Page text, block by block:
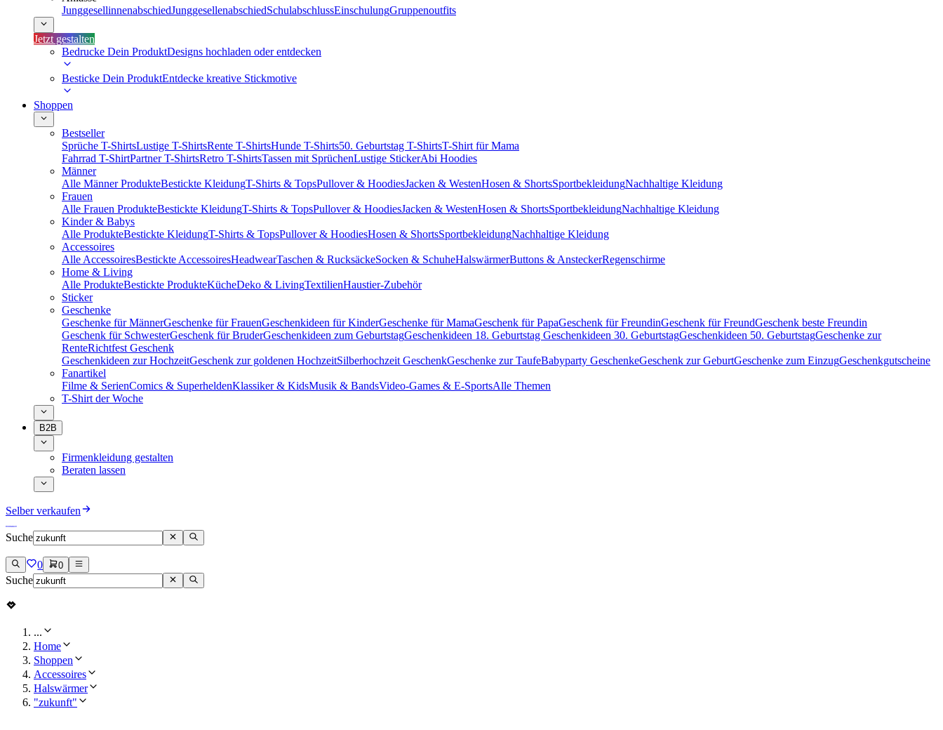
JunggesellinnenabschiedJunggesellenabschiedSchulabschlussEinschulungGruppenoutfits
Jetzt gestalten
Bedrucke Dein ProduktDesigns hochladen oder entdecken
Besticke Dein ProduktEntdecke kreative Stickmotive
Shoppen
Bestseller
Sprüche T-ShirtsLustige T-ShirtsRente T-ShirtsHunde T-Shirts50. Geburtstag T-ShirtsT-Shirt für Mama
Fahrrad T-ShirtPartner T-ShirtsRetro T-ShirtsTassen mit SprüchenLustige StickerAbi Hoodies
Männer
Alle Männer ProdukteBestickte KleidungT-Shirts & TopsPullover & HoodiesJacken & WestenHosen & ShortsSportbekleidungNachhaltige Kleidung
Frauen
Alle Frauen ProdukteBestickte KleidungT-Shirts & TopsPullover & HoodiesJacken & WestenHosen & ShortsSportbekleidungNachhaltige Kleidung
Kinder & Babys
Alle ProdukteBestickte KleidungT-Shirts & TopsPullover & HoodiesHosen & ShortsSportbekleidungNachhaltige Kleidung
Accessoires
Alle AccessoiresBestickte AccessoiresHeadwearTaschen & RucksäckeSocken & SchuheHalswärmerButtons & AnsteckerRegenschirme
Home & Living
Alle ProdukteBestickte ProdukteKücheDeko & LivingTextilienHaustier-Zubehör
Sticker
Geschenke
Geschenke für MännerGeschenke für FrauenGeschenkideen für KinderGeschenke für MamaGeschenk für PapaGeschenk für FreundinGeschenk für FreundGeschenk beste Freundin
Geschenk für SchwesterGeschenk für BruderGeschenkideen zum GeburtstagGeschenkideen 18. Geburtstag Geschenkideen 30. GeburtstagGeschenkideen 50. GeburtstagGeschenke zur
RenteRichtfest Geschenk
Geschenkideen zur HochzeitGeschenk zur goldenen HochzeitSilberhochzeit GeschenkGeschenke zur TaufeBabyparty GeschenkeGeschenk zur GeburtGeschenke zum EinzugGeschenkgutscheine
Fanartikel
Filme & SerienComics & SuperheldenKlassiker & KidsMusik & BandsVideo-Games & E-SportsAlle Themen
T-Shirt der Woche
B2B
Firmenkleidung gestalten
Beraten lassen
Selber verkaufen
Suche
0 0
Suche
...
Home
Shoppen
Accessoires
Halswärmer
"zukunft"